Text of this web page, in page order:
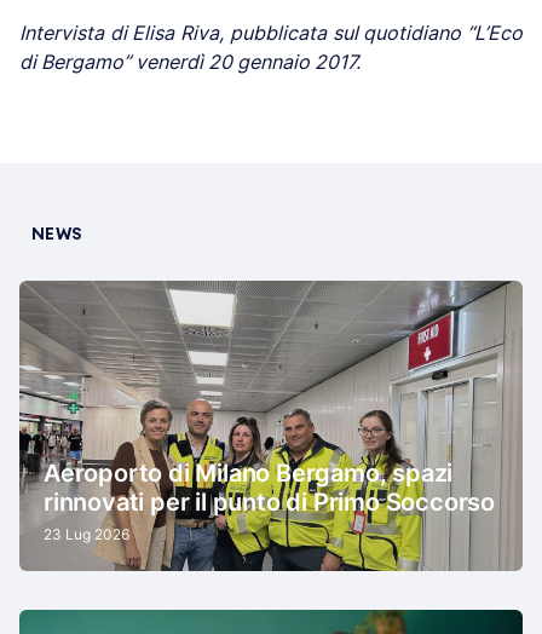
Intervista di Elisa Riva, pubblicata sul quotidiano “L’Eco
di Bergamo” venerdì 20 gennaio 2017.
NEWS
Aeroporto di Milano Bergamo, spazi
rinnovati per il punto di Primo Soccorso
23 Lug 2026